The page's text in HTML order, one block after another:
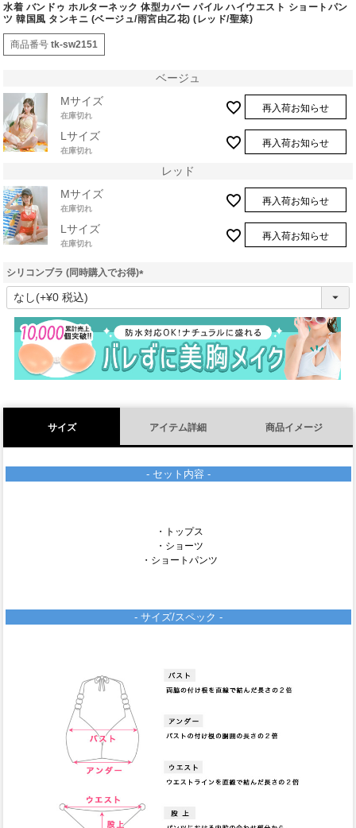
水着 バンドゥ ホルターネック 体型カバー パイル ハイウエスト ショートパン
ツ 韓国風 タンキニ (ベージュ/雨宮由乙花) (レッド/聖菜)
商品番号 tk-sw2151
ベージュ
Mサイズ
在庫切れ
再入荷お知らせ
Lサイズ
在庫切れ
再入荷お知らせ
レッド
Mサイズ
在庫切れ
再入荷お知らせ
Lサイズ
在庫切れ
再入荷お知らせ
シリコンブラ (同時購入でお得)
(
須
)
サイズ アイテム詳細 商品イメージ
- セット内容 -
・トップス
・ショーツ
・ショートパンツ
- サイズ/スペック -